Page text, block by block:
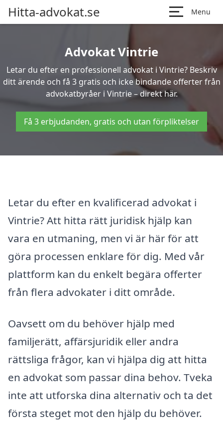
Hitta-advokat.se Menu
Advokat Vintrie
Letar du efter en professionell advokat i Vintrie? Beskriv
ditt ärende och få 3 gratis och icke bindande offerter från
advokatbyråer i Vintrie – direkt här.
Få 3 erbjudanden, gratis och utan förpliktelser
Letar du efter en kvalificerad advokat i
Vintrie? Att hitta rätt juridisk hjälp kan
vara en utmaning, men vi är här för att
göra processen enklare för dig. Med vår
plattform kan du enkelt begära offerter
från flera advokater i ditt område.
Oavsett om du behöver hjälp med
familjerätt, affärsjuridik eller andra
rättsliga frågor, kan vi hjälpa dig att hitta
en advokat som passar dina behov. Tveka
inte att utforska dina alternativ och ta det
första steget mot den hjälp du behöver.